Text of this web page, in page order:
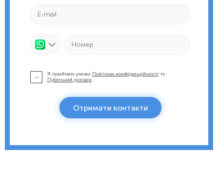
Я приймаю умови Політики конфіденційності та
Публічний договір
Отримати контакти